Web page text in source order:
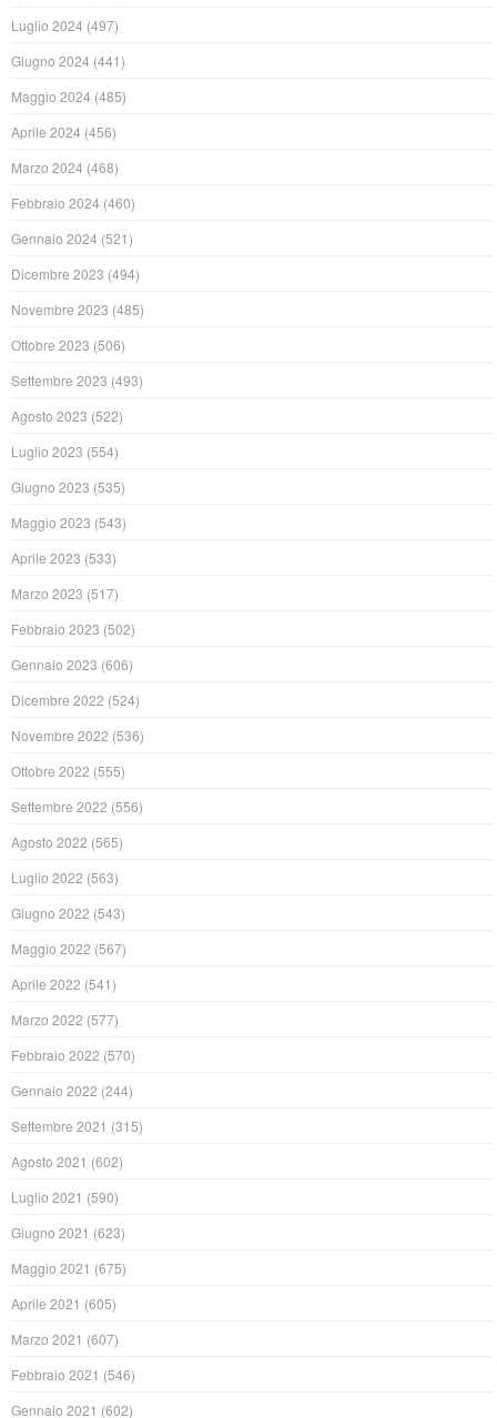
Luglio 2024 (497)
Giugno 2024 (441)
Maggio 2024 (485)
Aprile 2024 (456)
Marzo 2024 (468)
Febbraio 2024 (460)
Gennaio 2024 (521)
Dicembre 2023 (494)
Novembre 2023 (485)
Ottobre 2023 (506)
Settembre 2023 (493)
Agosto 2023 (522)
Luglio 2023 (554)
Giugno 2023 (535)
Maggio 2023 (543)
Aprile 2023 (533)
Marzo 2023 (517)
Febbraio 2023 (502)
Gennaio 2023 (606)
Dicembre 2022 (524)
Novembre 2022 (536)
Ottobre 2022 (555)
Settembre 2022 (556)
Agosto 2022 (565)
Luglio 2022 (563)
Giugno 2022 (543)
Maggio 2022 (567)
Aprile 2022 (541)
Marzo 2022 (577)
Febbraio 2022 (570)
Gennaio 2022 (244)
Settembre 2021 (315)
Agosto 2021 (602)
Luglio 2021 (590)
Giugno 2021 (623)
Maggio 2021 (675)
Aprile 2021 (605)
Marzo 2021 (607)
Febbraio 2021 (546)
Gennaio 2021 (602)